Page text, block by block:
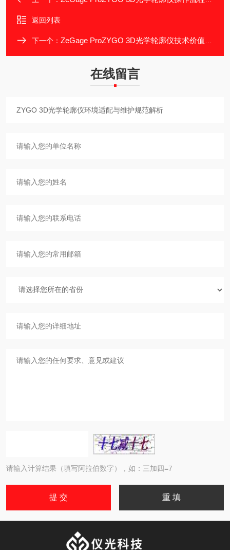
返回列表
下一个： ZeGage ProZYGO 3D光学轮廓仪技术价值与行业应用总结
在线留言
请输入计算结果（填写阿拉伯数字），如：三加四=7